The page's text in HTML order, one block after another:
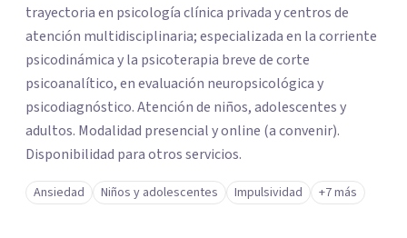
trayectoria en psicología clínica privada y centros de
atención multidisciplinaria; especializada en la corriente
psicodinámica y la psicoterapia breve de corte
psicoanalítico, en evaluación neuropsicológica y
psicodiagnóstico. Atención de niños, adolescentes y
adultos. Modalidad presencial y online (a convenir).
Disponibilidad para otros servicios.
Ansiedad Niños y adolescentes Impulsividad +7 más